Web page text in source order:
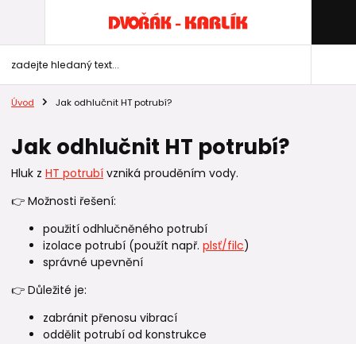
Úvod Jak odhlučnit HT potrubí?
Jak odhlučnit HT potrubí?
Hluk z HT potrubí vzniká prouděním vody.
👉 Možnosti řešení:
použití odhlučněného potrubí
izolace potrubí (použít např. plsť/filc)
správné upevnění
👉 Důležité je:
zabránit přenosu vibrací
oddělit potrubí od konstrukce